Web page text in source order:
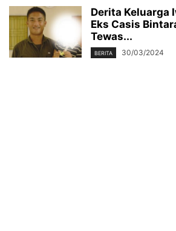
Derita Keluarga
Eks Casis
Tewas...
BERITA 30/03/2024